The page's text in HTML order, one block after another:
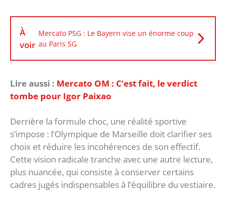
À
voir
Mercato PSG : Le Bayern vise un énorme coup
au Paris SG
Lire aussi : Mercato OM : C’est fait, le verdict
tombe pour Igor Paixao
Derrière la formule choc, une réalité sportive
s’impose : l’Olympique de Marseille doit clarifier ses
choix et réduire les incohérences de son effectif.
‎Cette vision radicale tranche avec une autre lecture,
plus nuancée, qui consiste à conserver certains
cadres jugés indispensables à l’équilibre du vestiaire.